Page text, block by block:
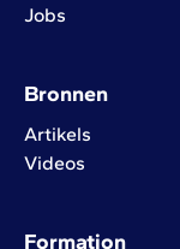
Jobs
Bronnen
Artikels
Videos
Formation